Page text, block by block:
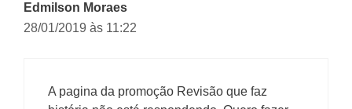
Edmilson Moraes
28/01/2019 às 11:22
A pagina da promoção Revisão que faz